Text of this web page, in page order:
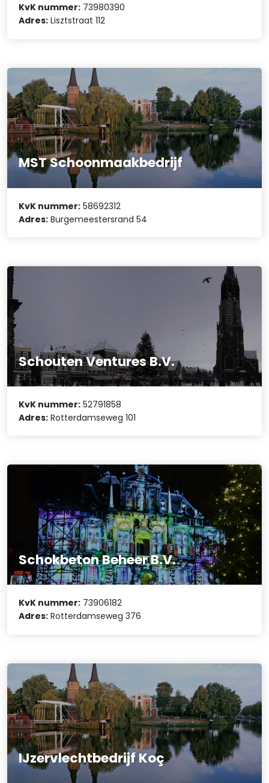
KvK nummer: 73980390
Adres: Lisztstraat 112
MST Schoonmaakbedrijf
KvK nummer: 58692312
Adres: Burgemeestersrand 54
Schouten Ventures B.V.
KvK nummer: 52791858
Adres: Rotterdamseweg 101
Schokbeton Beheer B.V.
KvK nummer: 73906182
Adres: Rotterdamseweg 376
IJzervlechtbedrijf Koç